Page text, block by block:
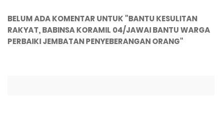
BELUM ADA KOMENTAR UNTUK "BANTU KESULITAN
RAKYAT, BABINSA KORAMIL 04/JAWAI BANTU WARGA
PERBAIKI JEMBATAN PENYEBERANGAN ORANG"